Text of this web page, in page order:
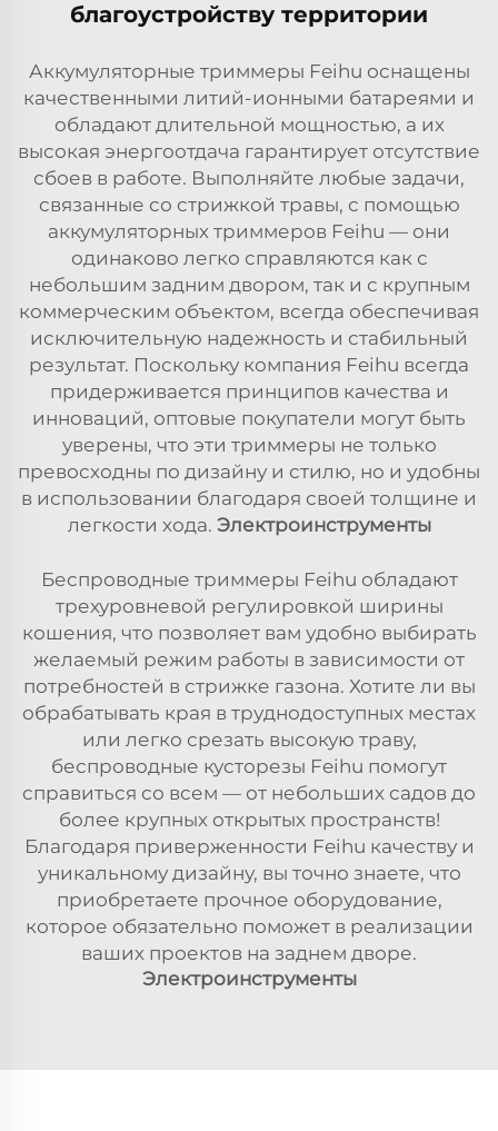
благоустройству территории
Аккумуляторные триммеры Feihu оснащены
качественными литий-ионными батареями и
обладают длительной мощностью, а их
высокая энергоотдача гарантирует отсутствие
сбоев в работе. Выполняйте любые задачи,
связанные со стрижкой травы, с помощью
аккумуляторных триммеров Feihu — они
одинаково легко справляются как с
небольшим задним двором, так и с крупным
коммерческим объектом, всегда обеспечивая
исключительную надежность и стабильный
результат. Поскольку компания Feihu всегда
придерживается принципов качества и
инноваций, оптовые покупатели могут быть
уверены, что эти триммеры не только
превосходны по дизайну и стилю, но и удобны
в использовании благодаря своей толщине и
легкости хода. Электроинструменты
Беспроводные триммеры Feihu обладают
трехуровневой регулировкой ширины
кошения, что позволяет вам удобно выбирать
желаемый режим работы в зависимости от
потребностей в стрижке газона. Хотите ли вы
обрабатывать края в труднодоступных местах
или легко срезать высокую траву,
беспроводные кусторезы Feihu помогут
справиться со всем — от небольших садов до
более крупных открытых пространств!
Благодаря приверженности Feihu качеству и
уникальному дизайну, вы точно знаете, что
приобретаете прочное оборудование,
которое обязательно поможет в реализации
ваших проектов на заднем дворе.
Электроинструменты